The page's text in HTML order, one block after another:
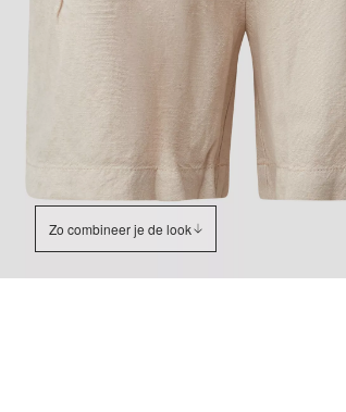
Zo combineer je de look